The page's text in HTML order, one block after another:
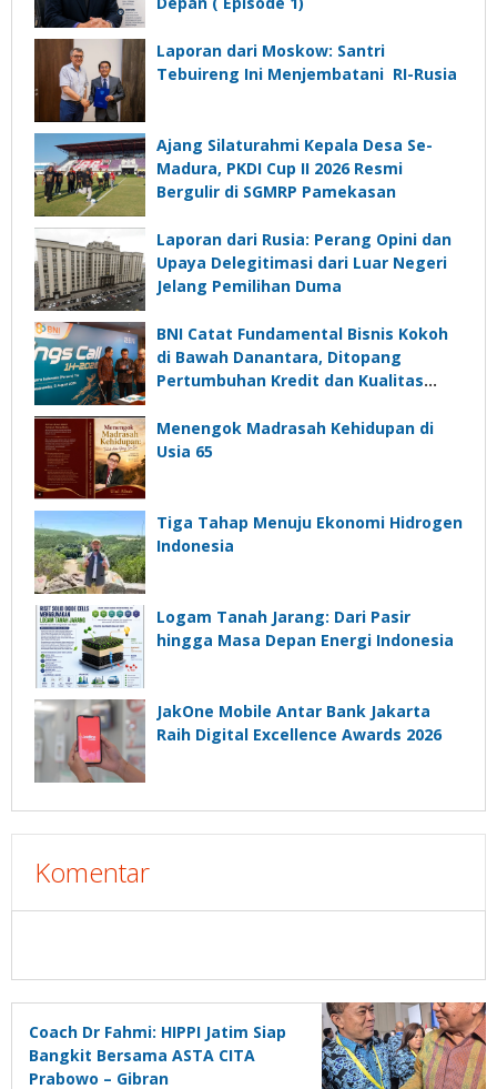
Laporan dari Moskow: Santri
Tebuireng Ini Menjembatani RI-Rusia
Ajang Silaturahmi Kepala Desa Se-
Madura, PKDI Cup II 2026 Resmi
Bergulir di SGMRP Pamekasan
Laporan dari Rusia: Perang Opini dan
Upaya Delegitimasi dari Luar Negeri
Jelang Pemilihan Duma
BNI Catat Fundamental Bisnis Kokoh
di Bawah Danantara, Ditopang
Pertumbuhan Kredit dan Kualitas
Menengok Madrasah Kehidupan di
Usia 65
Tiga Tahap Menuju Ekonomi Hidrogen
Indonesia
Logam Tanah Jarang: Dari Pasir
hingga Masa Depan Energi Indonesia
JakOne Mobile Antar Bank Jakarta
Raih Digital Excellence Awards 2026
Komentar
Coach Dr Fahmi: HIPPI Jatim Siap
Bangkit Bersama ASTA CITA
Prabowo – Gibran